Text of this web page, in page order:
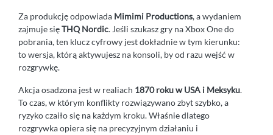
Za produkcję odpowiada Mimimi Productions, a wydaniem
zajmuje sięTHQ Nordic. Jeśli szukasz gry na Xbox One do
pobrania, ten klucz cyfrowy jest dokładnie w tym kierunku:
to wersja, którą aktywujesz na konsoli, by od razu wejść w
rozgrywkę.
Akcja osadzona jest w realiach 1870 roku w USA i Meksyku.
To czas, w którym konflikty rozwiązywano zbyt szybko, a
ryzyko czaiło się na każdym kroku. Właśnie dlatego
rozgrywka opiera się na precyzyjnym działaniu i